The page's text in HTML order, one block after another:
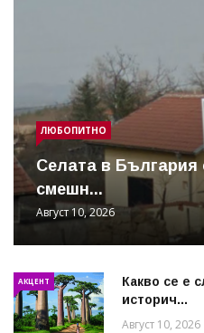
ЛЮБОПИТНО
Cелата в България
смешн...
Август 10, 2026
АКЦЕНТ
Какво се е
историч...
Август 10, 2026